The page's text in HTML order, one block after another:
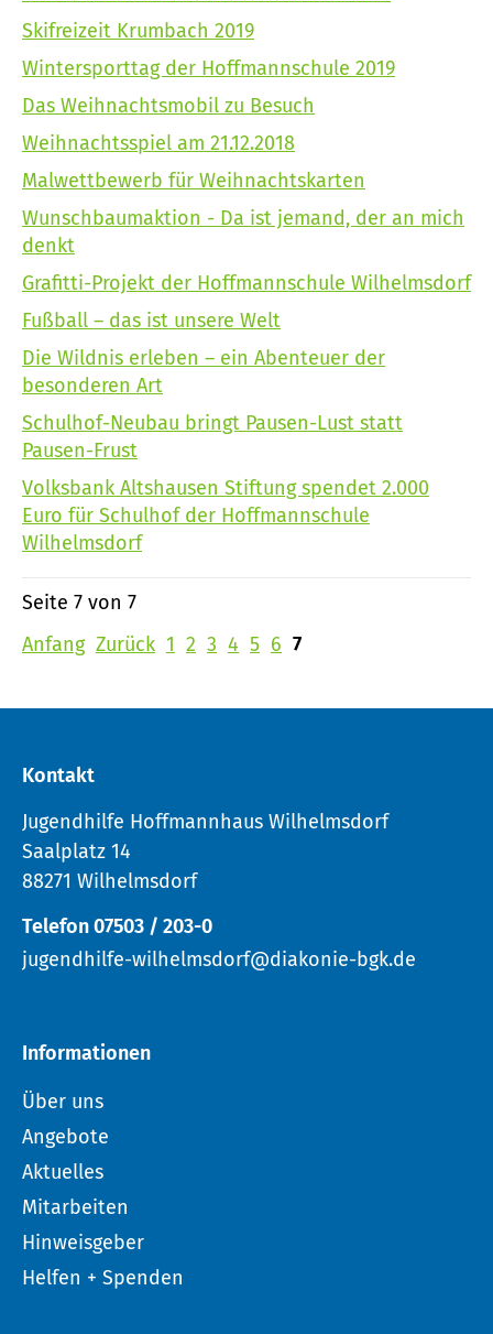
Skifreizeit Krumbach 2019
Wintersporttag der Hoffmannschule 2019
Das Weihnachtsmobil zu Besuch
Weihnachtsspiel am 21.12.2018
Malwettbewerb für Weihnachtskarten
Wunschbaumaktion - Da ist jemand, der an mich
denkt
Grafitti-Projekt der Hoffmannschule Wilhelmsdorf
Fußball – das ist unsere Welt
Die Wildnis erleben – ein Abenteuer der
besonderen Art
Schulhof-Neubau bringt Pausen-Lust statt
Pausen-Frust
Volksbank Altshausen Stiftung spendet 2.000
Euro für Schulhof der Hoffmannschule
Wilhelmsdorf
Seite 7 von 7
Anfang Zurück 1 2 3 4 5 6 7
Kontakt
Jugendhilfe Hoffmannhaus Wilhelmsdorf
Saalplatz 14
88271 Wilhelmsdorf
Telefon 07503 / 203-0
jugendhilfe-wilhelmsdorf@diakonie-bgk.de
Informationen
Über uns
Angebote
Aktuelles
Mitarbeiten
Hinweisgeber
Helfen + Spenden